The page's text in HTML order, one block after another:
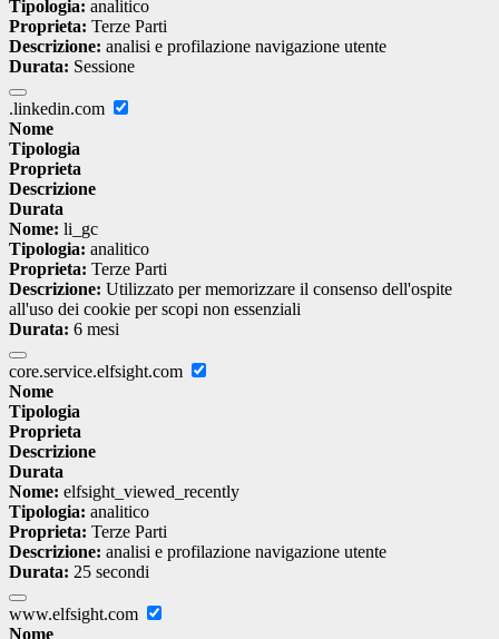
Tipologia: analitico
Proprieta: Terze Parti
Descrizione: analisi e profilazione navigazione utente
Durata: Sessione
.linkedin.com
Nome
Tipologia
Proprieta
Descrizione
Durata
Nome: li_gc
Tipologia: analitico
Proprieta: Terze Parti
Descrizione: Utilizzato per memorizzare il consenso dell'ospite
all'uso dei cookie per scopi non essenziali
Durata: 6 mesi
core.service.elfsight.com
Nome
Tipologia
Proprieta
Descrizione
Durata
Nome: elfsight_viewed_recently
Tipologia: analitico
Proprieta: Terze Parti
Descrizione: analisi e profilazione navigazione utente
Durata: 25 secondi
www.elfsight.com
Nome